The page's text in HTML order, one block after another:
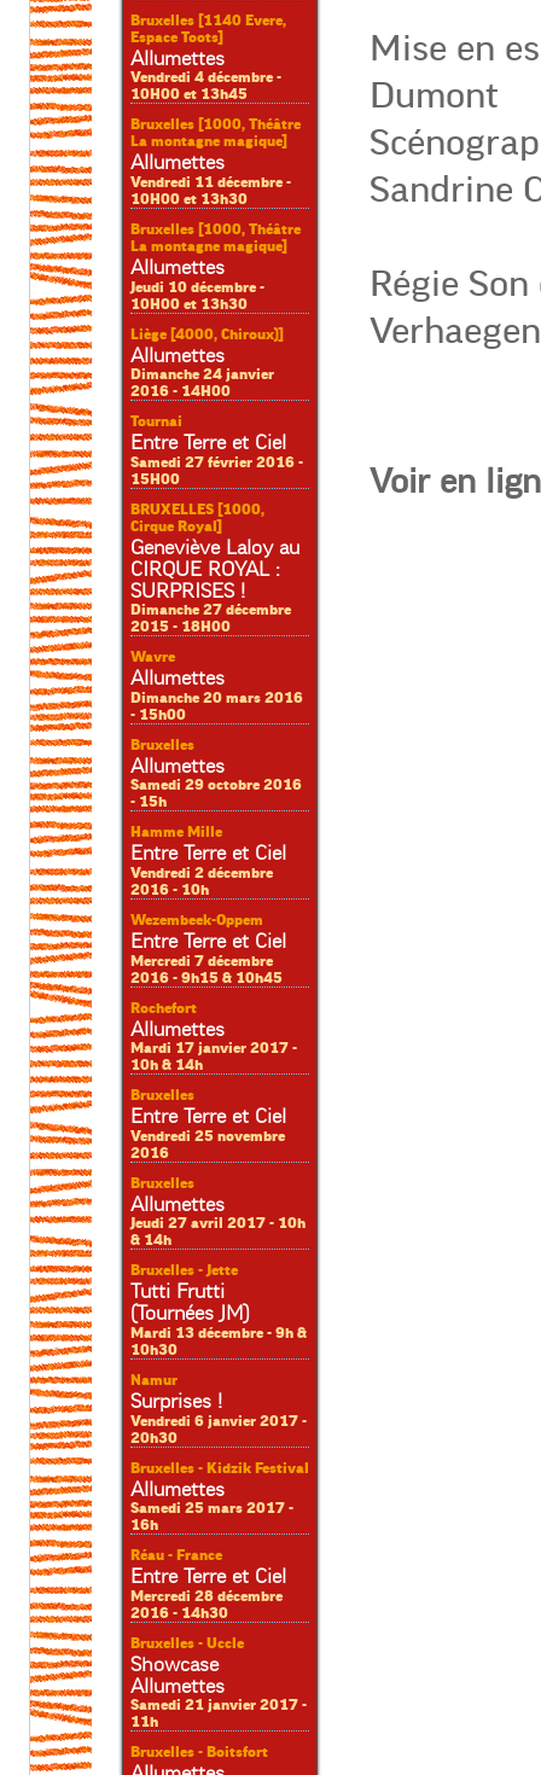
Bruxelles [1140 Evere,
Espace Toots]
Allumettes
Vendredi 4 décembre -
10H00 et 13h45
Bruxelles [1000, Théâtre
La montagne magique]
Allumettes
Vendredi 11 décembre -
10H00 et 13h30
Bruxelles [1000, Théâtre
La montagne magique]
Allumettes
Jeudi 10 décembre -
10H00 et 13h30
Liège [4000, Chiroux)]
Allumettes
Dimanche 24 janvier
2016 - 14H00
Tournai
Entre Terre et Ciel
Samedi 27 février 2016 -
15H00
BRUXELLES [1000,
Cirque Royal]
Geneviève Laloy au
CIRQUE ROYAL :
SURPRISES !
Dimanche 27 décembre
2015 - 18H00
Wavre
Allumettes
Dimanche 20 mars 2016
- 15h00
Bruxelles
Allumettes
Samedi 29 octobre 2016
- 15h
Hamme Mille
Entre Terre et Ciel
Vendredi 2 décembre
2016 - 10h
Wezembeek-Oppem
Entre Terre et Ciel
Mercredi 7 décembre
2016 - 9h15 & 10h45
Rochefort
Allumettes
Mardi 17 janvier 2017 -
10h & 14h
Bruxelles
Entre Terre et Ciel
Vendredi 25 novembre
2016
Bruxelles
Allumettes
Jeudi 27 avril 2017 - 10h
& 14h
Bruxelles - Jette
Tutti Frutti
(Tournées JM)
Mardi 13 décembre - 9h &
10h30
Namur
Surprises !
Vendredi 6 janvier 2017 -
20h30
Bruxelles - Kidzik Festival
Allumettes
Samedi 25 mars 2017 -
16h
Réau - France
Entre Terre et Ciel
Mercredi 28 décembre
2016 - 14h30
Bruxelles - Uccle
Showcase
Allumettes
Samedi 21 janvier 2017 -
11h
Bruxelles - Boitsfort
Mise en
Dumont
Sandrine
Régie
Verhaegen
Voir en